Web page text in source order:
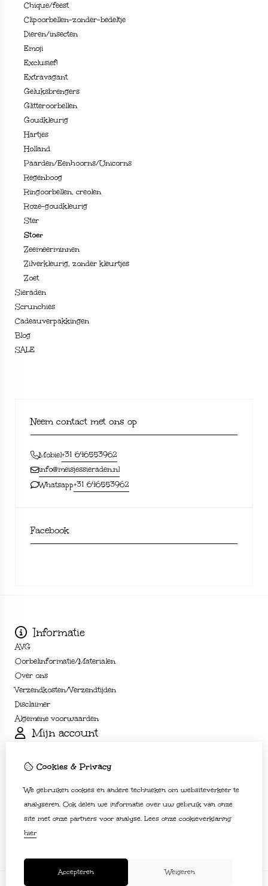
Chique/feest
Clipoorbellen-zonder-bedeltje
Dieren/insecten
Emoji
Exclusief!
Extravagant
Geluksbrengers
Glitteroorbellen
Goudkleurig
Hartjes
Holland
Paarden/Eenhoorns/Unicorns
Regenboog
Ringoorbellen, creolen
Roze-goudkleurig
Ster
Stoer
Zeemeerminnen
Zilverkleurig, zonder kleurtjes
Zoet
Sieraden
Scrunchies
Cadeauverpakkingen
Blog
SALE
Neem contact met ons op
Mobiel+31 646553962
info@meisjessieraden.nl
Whatsapp+31 646553962
Facebook
Informatie
AVG
Oorbelinformatie/Materialen
Over ons
Verzendkosten/Verzendtijden
Disclaimer
Algemene voorwaarden
Mijn account
Bestelhistorie
Nieuwsbrief
Klantenservice
Contact
Sitemap
Cookies & Privacy
We gebruiken cookies en andere technieken om websiteverkeer te
analyseren. Ook delen we informatie over uw gebruik van onze
site met onze partners voor analyse. Lees onze cookieverklaring
hier
Accepteren Weigeren